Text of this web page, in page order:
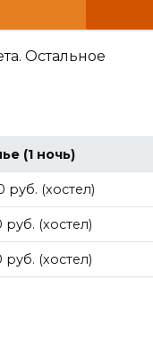
Остальное
(1 ночь)
руб. (хостел)
руб. (хостел)
руб. (хостел)